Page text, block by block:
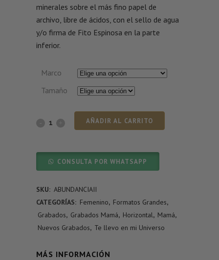
minerales sobre el más fino papel de
archivo, libre de ácidos, con el sello de agua
y/o firma de Fito Espinosa en la parte
inferior.
Marco
Tamaño
AÑADIR AL CARRITO
CONSULTA POR WHATSAPP
SKU: ABUNDANCIAII
CATEGORÍAS: Femenino, Formatos Grandes,
Grabados, Grabados Mamá, Horizontal, Mamá,
Nuevos Grabados, Te llevo en mi Universo
MÁS INFORMACIÓN